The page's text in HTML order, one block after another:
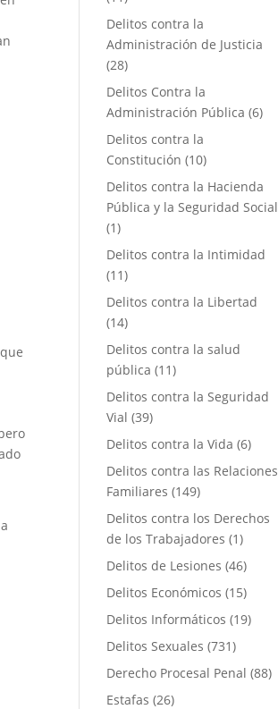
Delitos contra la
Administración de Justicia
(28)
Delitos Contra la
Administración Pública (6)
Delitos contra la
Constitución (10)
Delitos contra la Hacienda
Pública y la Seguridad Social
(1)
Delitos contra la Intimidad
(11)
Delitos contra la Libertad
(14)
Delitos contra la salud
pública (11)
Delitos contra la Seguridad
Vial (39)
Delitos contra la Vida (6)
Delitos contra las Relaciones
Familiares (149)
Delitos contra los Derechos
de los Trabajadores (1)
Delitos de Lesiones (46)
Delitos Económicos (15)
Delitos Informáticos (19)
Delitos Sexuales (731)
Derecho Procesal Penal (88)
Estafas (26)